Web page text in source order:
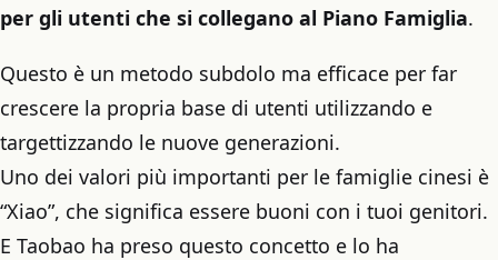
per gli utenti che si collegano al Piano Famiglia.
Questo è un metodo subdolo ma efficace per far
crescere la propria base di utenti utilizzando e
targettizzando le nuove generazioni.
Uno dei valori più importanti per le famiglie cinesi è
“Xiao”, che significa essere buoni con i tuoi genitori.
E Taobao ha preso questo concetto e lo ha